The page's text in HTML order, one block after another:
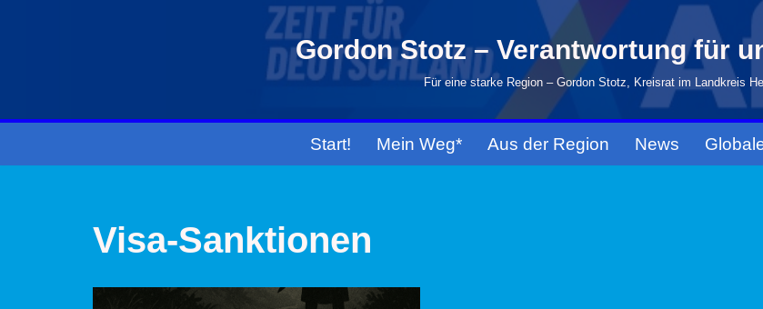
Gordon Stotz – Verantwortung für
Für eine starke Region – Gordon Stotz, Kreisrat im Landkreis
Start! Mein Weg* Aus der Region News
Visa-Sanktionen